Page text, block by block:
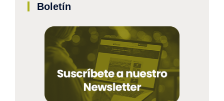
Boletín